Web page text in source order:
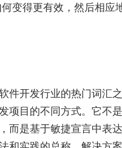
变得更有效，然后相应
件开发行业的热门词汇
项目的不同方式。它不
而是基于敏捷宣言中表